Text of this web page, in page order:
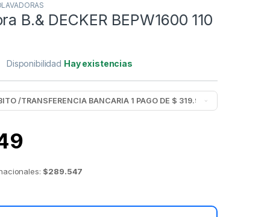
B.& DECKER BEPW1600 110
Disponibilidad Hay existencias
$289.547
BEPW1600 110 bar/1100w quantity